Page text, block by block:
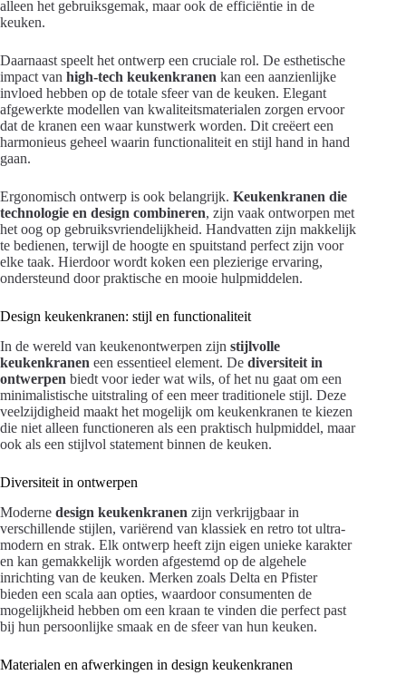
alleen het gebruiksgemak, maar ook de efficiëntie in de
keuken.
Daarnaast speelt het ontwerp een cruciale rol. De esthetische
impact van high-tech keukenkranen kan een aanzienlijke
invloed hebben op de totale sfeer van de keuken. Elegant
afgewerkte modellen van kwaliteitsmaterialen zorgen ervoor
dat de kranen een waar kunstwerk worden. Dit creëert een
harmonieus geheel waarin functionaliteit en stijl hand in hand
gaan.
Ergonomisch ontwerp is ook belangrijk. Keukenkranen die
technologie en design combineren, zijn vaak ontworpen met
het oog op gebruiksvriendelijkheid. Handvatten zijn makkelijk
te bedienen, terwijl de hoogte en spuitstand perfect zijn voor
elke taak. Hierdoor wordt koken een plezierige ervaring,
ondersteund door praktische en mooie hulpmiddelen.
Design keukenkranen: stijl en functionaliteit
In de wereld van keukenontwerpen zijn stijlvolle
keukenkranen een essentieel element. De diversiteit in
ontwerpen biedt voor ieder wat wils, of het nu gaat om een
minimalistische uitstraling of een meer traditionele stijl. Deze
veelzijdigheid maakt het mogelijk om keukenkranen te kiezen
die niet alleen functioneren als een praktisch hulpmiddel, maar
ook als een stijlvol statement binnen de keuken.
Diversiteit in ontwerpen
Moderne design keukenkranen zijn verkrijgbaar in
verschillende stijlen, variërend van klassiek en retro tot ultra-
modern en strak. Elk ontwerp heeft zijn eigen unieke karakter
en kan gemakkelijk worden afgestemd op de algehele
inrichting van de keuken. Merken zoals Delta en Pfister
bieden een scala aan opties, waardoor consumenten de
mogelijkheid hebben om een kraan te vinden die perfect past
bij hun persoonlijke smaak en de sfeer van hun keuken.
Materialen en afwerkingen in design keukenkranen